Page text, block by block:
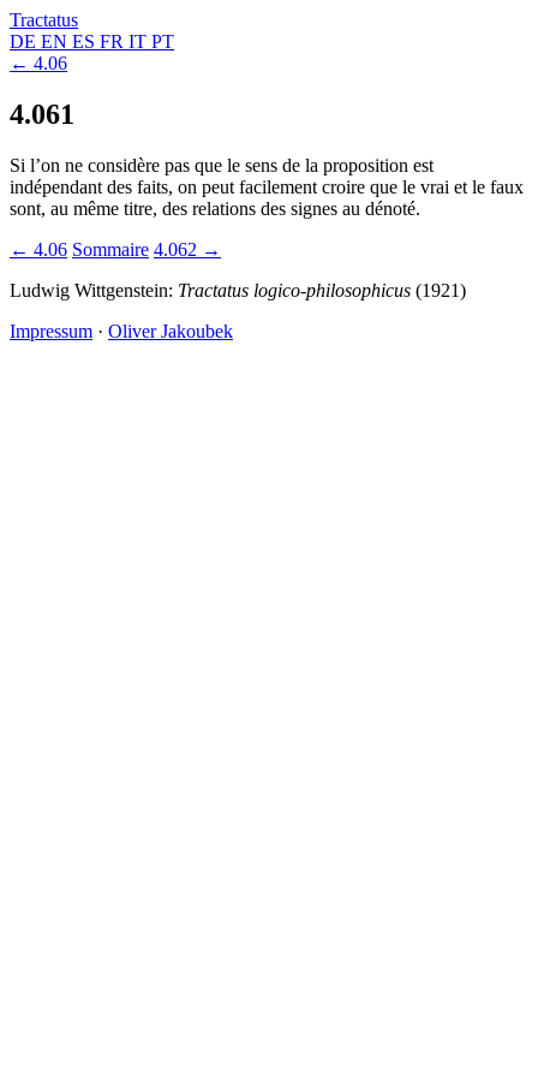
Tractatus
DE EN ES FR IT PT
← 4.06
4.061
Si l’on ne considère pas que le sens de la proposition est
indépendant des faits, on peut facilement croire que le vrai et le faux
sont, au même titre, des relations des signes au dénoté.
← 4.06 Sommaire 4.062 →
Ludwig Wittgenstein: Tractatus logico-philosophicus (1921)
Impressum · Oliver Jakoubek